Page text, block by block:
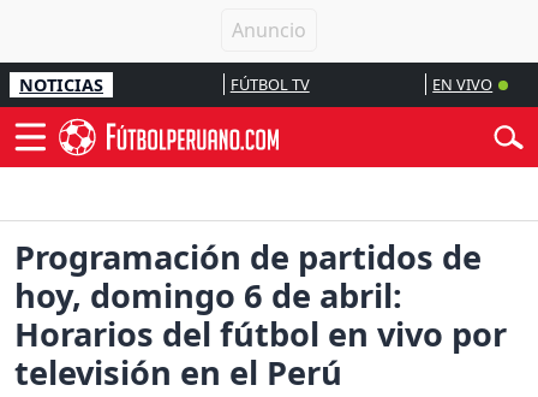
NOTICIAS FÚTBOL TV EN VIVO
Programación de partidos de
hoy, domingo 6 de abril:
Horarios del fútbol en vivo por
televisión en el Perú